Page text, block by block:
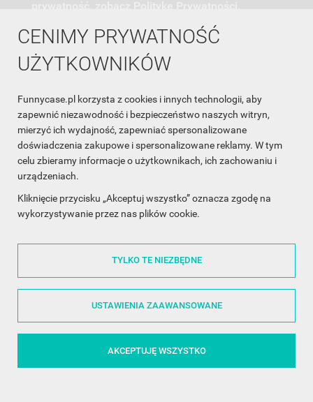
CENIMY PRYWATNOŚĆ
UŻYTKOWNIKÓW
Funnycase.pl korzysta z cookies i innych technologii, aby
zapewnić niezawodność i bezpieczeństwo naszych witryn,
mierzyć ich wydajność, zapewniać spersonalizowane
doświadczenia zakupowe i spersonalizowane reklamy. W tym
celu zbieramy informacje o użytkownikach, ich zachowaniu i
urządzeniach.
Kliknięcie przycisku „Akceptuj wszystko” oznacza zgodę na
wykorzystywanie przez nas plików cookie.
TYLKO TE NIEZBĘDNE
USTAWIENIA ZAAWANSOWANE
AKCEPTUJĘ WSZYSTKO
INFORMACJA O SKLEPIE
INFORMACJE
OBSŁUGA KLIENTA
WSPÓŁPRACA
ŚLEDŹ NAS NA FACEBOOKU
Made with❤in Poland